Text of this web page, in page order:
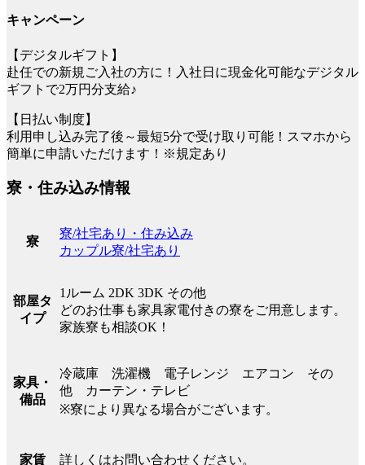
キャンペーン
【デジタルギフト】
赴任での新規ご入社の方に！入社日に現金化可能なデジタル
ギフトで2万円分支給♪
【日払い制度】
利用申し込み完了後～最短5分で受け取り可能！スマホから
簡単に申請いただけます！※規定あり
寮・住み込み情報
寮
寮/社宅あり・住み込み
カップル寮/社宅あり
部屋タ
イプ
1ルーム 2DK 3DK その他
どのお仕事も家具家電付きの寮をご用意します。
家族寮も相談OK！
家具・
備品
冷蔵庫 洗濯機 電子レンジ エアコン その
他 カーテン・テレビ
※寮により異なる場合がございます。
家賃 詳しくはお問い合わせください。